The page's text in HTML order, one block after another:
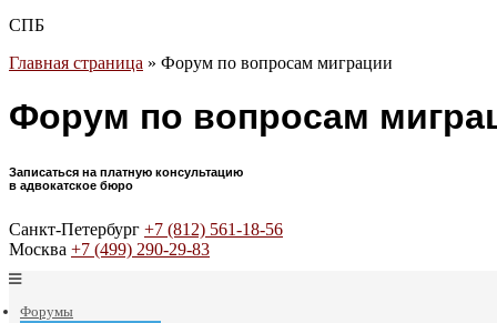
СПБ
Главная страница » Форум по вопросам миграции
Форум по вопросам
Записаться на платную консультацию
в адвокатское бюро
Санкт-Петербург +7 (812) 561-18-56
Москва +7 (499) 290-29-83
Форумы